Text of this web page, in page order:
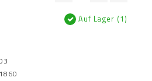
Auf Lager (1)